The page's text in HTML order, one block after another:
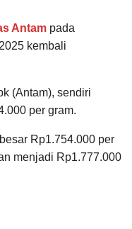
Antam pada
kembali
(Antam), sendiri
per gram.
Rp1.754.000 per
menjadi Rp1.777.000